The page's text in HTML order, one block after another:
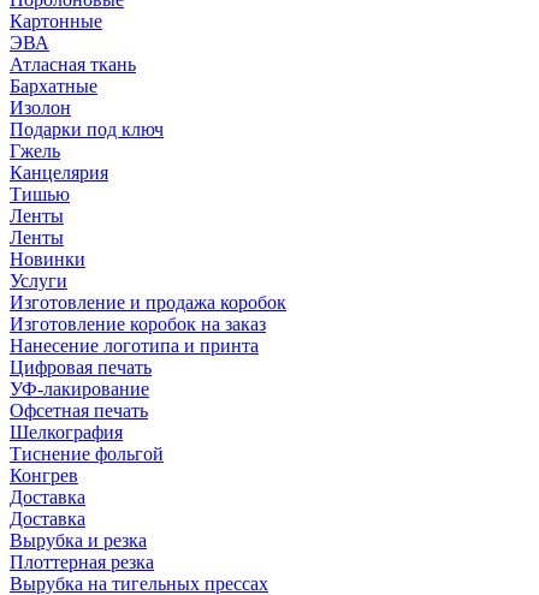
Картонные
ЭВА
Атласная ткань
Бархатные
Изолон
Подарки под ключ
Гжель
Канцелярия
Тишью
Ленты
Ленты
Новинки
Услуги
Изготовление и продажа коробок
Изготовление коробок на заказ
Нанесение логотипа и принта
Цифровая печать
УФ-лакирование
Офсетная печать
Шелкография
Тиснение фольгой
Конгрев
Доставка
Доставка
Вырубка и резка
Плоттерная резка
Вырубка на тигельных прессах